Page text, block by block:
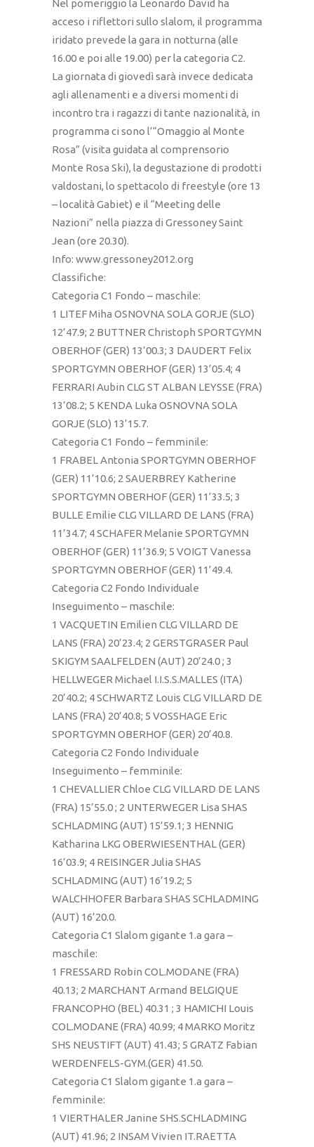
Nel pomeriggio la Leonardo David ha
acceso i riflettori sullo slalom, il programma
iridato prevede la gara in notturna (alle
16.00 e poi alle 19.00) per la categoria C2.
La giornata di giovedì sarà invece dedicata
agli allenamenti e a diversi momenti di
incontro tra i ragazzi di tante nazionalità, in
programma ci sono l’“Omaggio al Monte
Rosa” (visita guidata al comprensorio
Monte Rosa Ski), la degustazione di prodotti
valdostani, lo spettacolo di freestyle (ore 13
– località Gabiet) e il “Meeting delle
Nazioni” nella piazza di Gressoney Saint
Jean (ore 20.30).
Info: www.gressoney2012.org
Classifiche:
Categoria C1 Fondo – maschile:
1 LITEF Miha OSNOVNA SOLA GORJE (SLO)
12’47.9; 2 BUTTNER Christoph SPORTGYMN
OBERHOF (GER) 13’00.3; 3 DAUDERT Felix
SPORTGYMN OBERHOF (GER) 13’05.4; 4
FERRARI Aubin CLG ST ALBAN LEYSSE (FRA)
13’08.2; 5 KENDA Luka OSNOVNA SOLA
GORJE (SLO) 13’15.7.
Categoria C1 Fondo – femminile:
1 FRABEL Antonia SPORTGYMN OBERHOF
(GER) 11’10.6; 2 SAUERBREY Katherine
SPORTGYMN OBERHOF (GER) 11’33.5; 3
BULLE Emilie CLG VILLARD DE LANS (FRA)
11’34.7; 4 SCHAFER Melanie SPORTGYMN
OBERHOF (GER) 11’36.9; 5 VOIGT Vanessa
SPORTGYMN OBERHOF (GER) 11’49.4.
Categoria C2 Fondo Individuale
Inseguimento – maschile:
1 VACQUETIN Emilien CLG VILLARD DE
LANS (FRA) 20’23.4; 2 GERSTGRASER Paul
SKIGYM SAALFELDEN (AUT) 20’24.0 ; 3
HELLWEGER Michael I.I.S.S.MALLES (ITA)
20’40.2; 4 SCHWARTZ Louis CLG VILLARD DE
LANS (FRA) 20’40.8; 5 VOSSHAGE Eric
SPORTGYMN OBERHOF (GER) 20’40.8.
Categoria C2 Fondo Individuale
Inseguimento – femminile:
1 CHEVALLIER Chloe CLG VILLARD DE LANS
(FRA) 15’55.0 ; 2 UNTERWEGER Lisa SHAS
SCHLADMING (AUT) 15’59.1; 3 HENNIG
Katharina LKG OBERWIESENTHAL (GER)
16’03.9; 4 REISINGER Julia SHAS
SCHLADMING (AUT) 16’19.2; 5
WALCHHOFER Barbara SHAS SCHLADMING
(AUT) 16’20.0.
Categoria C1 Slalom gigante 1.a gara –
maschile:
1 FRESSARD Robin COL.MODANE (FRA)
40.13; 2 MARCHANT Armand BELGIQUE
FRANCOPHO (BEL) 40.31 ; 3 HAMICHI Louis
COL.MODANE (FRA) 40.99; 4 MARKO Moritz
SHS NEUSTIFT (AUT) 41.43; 5 GRATZ Fabian
WERDENFELS-GYM.(GER) 41.50.
Categoria C1 Slalom gigante 1.a gara –
femminile:
1 VIERTHALER Janine SHS.SCHLADMING
(AUT) 41.96; 2 INSAM Vivien IT.RAETTA